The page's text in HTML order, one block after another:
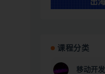
课程分类
移动开发